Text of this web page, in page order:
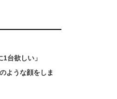
台欲しい」
ような顔をしま